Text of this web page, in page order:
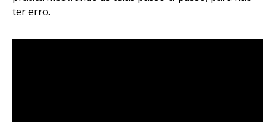
ter erro.